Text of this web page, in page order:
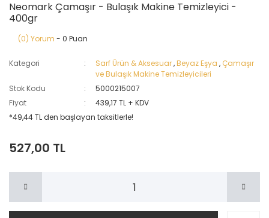
Neomark Çamaşır - Bulaşık Makine Temizleyici -
400gr
(0) Yorum - 0 Puan
Kategori Sarf Ürün & Aksesuar,Beyaz Eşya , Çamaşır
ve Bulaşık Makine Temizleyicileri
Stok Kodu
5000215007
Fiyat
439,17 TL + KDV
*49,44 TL den başlayan taksitlerle!
527,00 TL